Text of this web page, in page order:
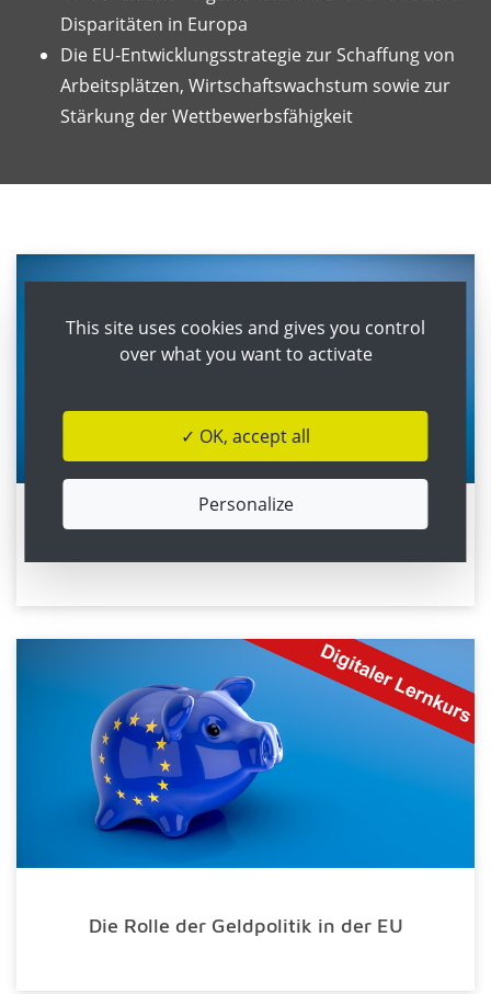
Disparitäten in Europa
Die EU-Entwicklungsstrategie zur Schaffung von
Arbeitsplätzen, Wirtschaftswachstum sowie zur
Stärkung der Wettbewerbsfähigkeit
Die Rolle der Geldpolitik in der EU
This site uses cookies and gives you control
over what you want to activate
✓ OK, accept all
Personalize